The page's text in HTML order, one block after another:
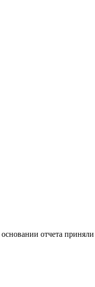
отчета